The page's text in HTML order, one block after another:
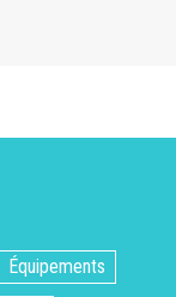
Équipements